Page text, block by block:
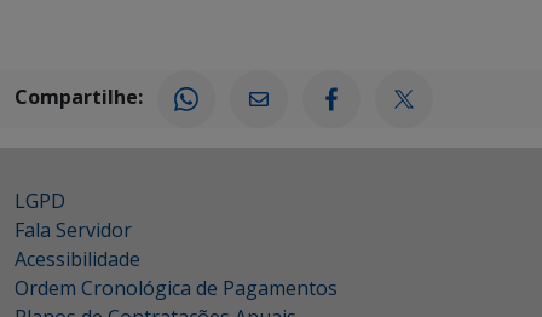
Compartilhe:
LGPD
Fala Servidor
Acessibilidade
Ordem Cronológica de Pagamentos